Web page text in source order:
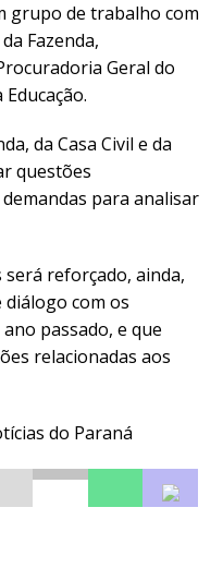
grupo de trabalho com
Fazenda,
Geral do
da Casa Civil e da
questões
para analisar
reforçado, ainda,
com os
passado, e que
relacionadas aos
do Paraná